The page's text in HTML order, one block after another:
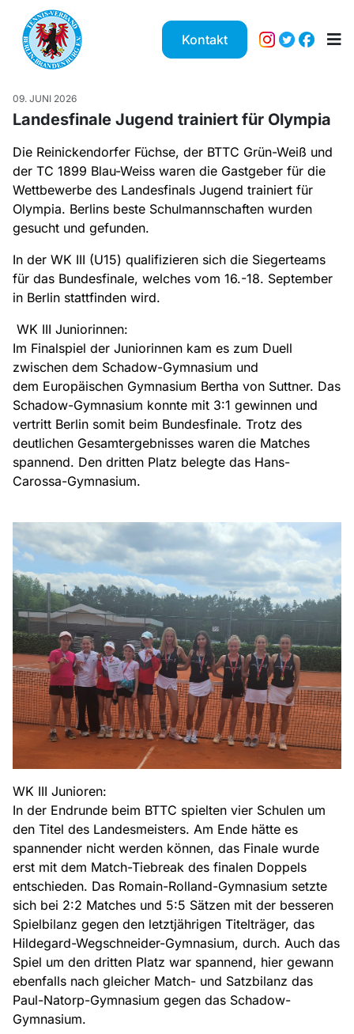
Kontakt
09. JUNI 2026
Landesfinale Jugend trainiert für Olympia
Die Reinickendorfer Füchse, der BTTC Grün-Weiß und
der TC 1899 Blau-Weiss waren die Gastgeber für die
Wettbewerbe des Landesfinals Jugend trainiert für
Olympia. Berlins beste Schulmannschaften wurden
gesucht und gefunden.
In der WK III (U15) qualifizieren sich die Siegerteams
für das Bundesfinale, welches vom 16.-18. September
in Berlin stattfinden wird.
WK III Juniorinnen:
Im Finalspiel der Juniorinnen kam es zum Duell
zwischen dem Schadow-Gymnasium und
dem Europäischen Gymnasium Bertha von Suttner. Das
Schadow-Gymnasium konnte mit 3:1 gewinnen und
vertritt Berlin somit beim Bundesfinale. Trotz des
deutlichen Gesamtergebnisses waren die Matches
spannend. Den dritten Platz belegte das Hans-
Carossa-Gymnasium.
WK III Junioren:
In der Endrunde beim BTTC spielten vier Schulen um
den Titel des Landesmeisters. Am Ende hätte es
spannender nicht werden können, das Finale wurde
erst mit dem Match-Tiebreak des finalen Doppels
entschieden. Das Romain-Rolland-Gymnasium setzte
sich bei 2:2 Matches und 5:5 Sätzen mit der besseren
Spielbilanz gegen den letztjährigen Titelträger, das
Hildegard-Wegschneider-Gymnasium, durch. Auch das
Spiel um den dritten Platz war spannend, hier gewann
ebenfalls nach gleicher Match- und Satzbilanz das
Paul-Natorp-Gymnasium gegen das Schadow-
Gymnasium.